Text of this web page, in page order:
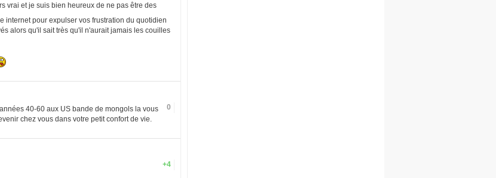
vrai et je suis bien heureux de ne pas être des
internet pour expulser vos frustration du quotidien
alors qu'il sait très qu'il n'aurait jamais les couilles
0
40-60 aux US bande de mongols la vous
chez vous dans votre petit confort de vie.
+4